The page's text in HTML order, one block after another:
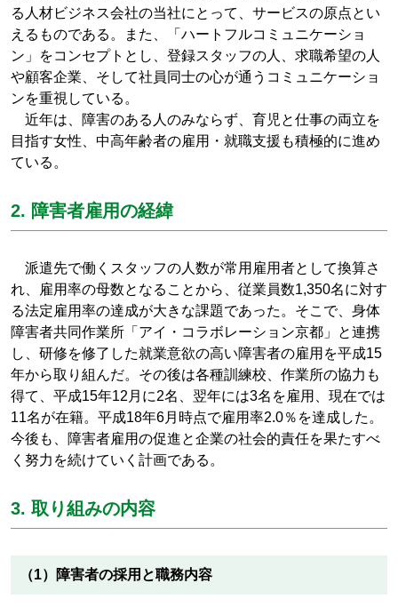
る人材ビジネス会社の当社にとって、サービスの原点とい
えるものである。また、「ハートフルコミュニケーショ
ン」をコンセプトとし、登録スタッフの人、求職希望の人
や顧客企業、そして社員同士の心が通うコミュニケーショ
ンを重視している。
近年は、障害のある人のみならず、育児と仕事の両立を
目指す女性、中高年齢者の雇用・就職支援も積極的に進め
ている。
2. 障害者雇用の経緯
派遣先で働くスタッフの人数が常用雇用者として換算さ
れ、雇用率の母数となることから、従業員数1,350名に対す
る法定雇用率の達成が大きな課題であった。そこで、身体
障害者共同作業所「アイ・コラボレーション京都」と連携
し、研修を修了した就業意欲の高い障害者の雇用を平成15
年から取り組んだ。その後は各種訓練校、作業所の協力も
得て、平成15年12月に2名、翌年には3名を雇用、現在では
11名が在籍。平成18年6月時点で雇用率2.0％を達成した。
今後も、障害者雇用の促進と企業の社会的責任を果たすべ
く努力を続けていく計画である。
3. 取り組みの内容
（1）障害者の採用と職務内容